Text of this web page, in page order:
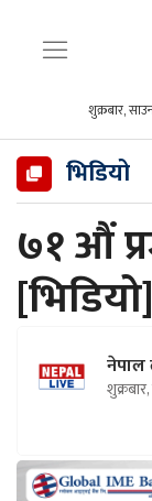
शुक्रबार,
भिडियो
७१ औं
[भिडियो]
नेपाल